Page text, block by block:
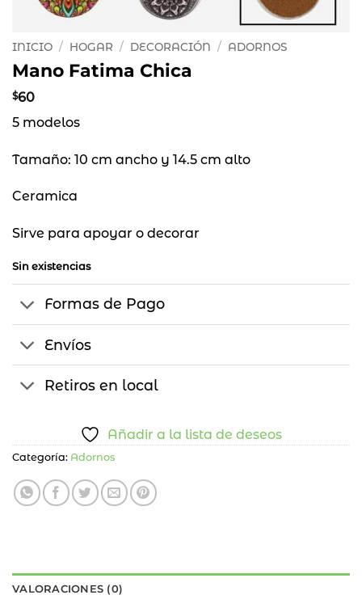
INICIO / HOGAR / DECORACIÓN / ADORNOS
Mano Fatima Chica
$60
5 modelos
Tamaño: 10 cm ancho y 14.5 cm alto
Ceramica
Sirve para apoyar o decorar
Sin existencias
Formas de Pago
Envíos
Retiros en local
Añadir a la lista de deseos
Categoría: Adornos
VALORACIONES (0)